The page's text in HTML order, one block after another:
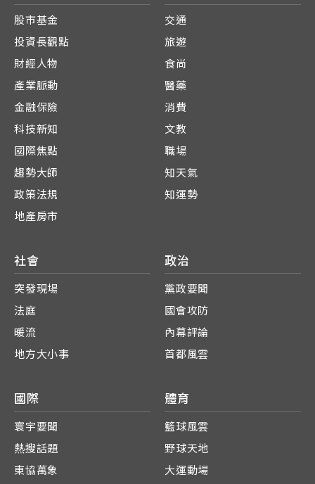
股市基金
投資長觀點
財經人物
產業脈動
金融保險
科技新知
國際焦點
趨勢大師
政策法規
地產房市
交通
旅遊
食尚
醫藥
消費
文教
職場
知天氣
知運勢
社會
突發現場
法庭
暖流
地方大小事
政治
黨政要聞
國會攻防
內幕評論
首都風雲
國際
寰宇要聞
熱搜話題
東協萬象
體育
籃球風雲
野球天地
大運動場